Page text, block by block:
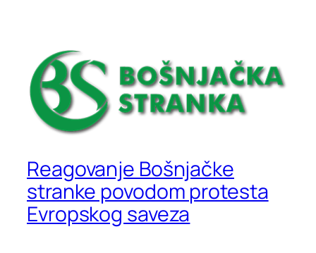
Reagovanje Bošnjačke
stranke povodom protesta
Evropskog saveza